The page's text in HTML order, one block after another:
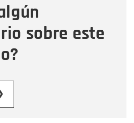
sobre este